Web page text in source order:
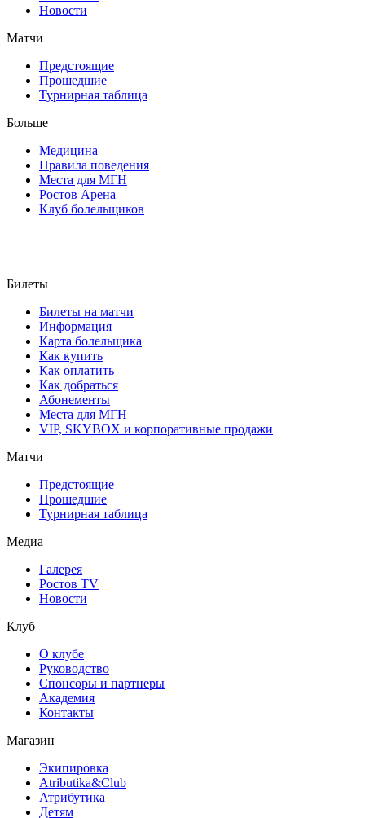
Новости
Матчи
Предстоящие
Прошедшие
Турнирная таблица
Больше
Медицина
Правила поведения
Места для МГН
Ростов Арена
Клуб болельщиков
Билеты
Билеты на матчи
Информация
Карта болельщика
Как купить
Как оплатить
Как добраться
Абонементы
Места для МГН
VIP, SKYBOX и корпоративные продажи
Матчи
Предстоящие
Прошедшие
Турнирная таблица
Медиа
Галерея
Ростов TV
Новости
Клуб
О клубе
Руководство
Спонсоры и партнеры
Академия
Контакты
Магазин
Экипировка
Atributika&Club
Атрибутика
Детям